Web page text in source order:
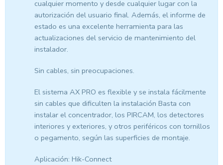
cualquier momento y desde cualquier lugar con la
autorización del usuario final. Además, el informe de
estado es una excelente herramienta para las
actualizaciones del servicio de mantenimiento del
instalador.
Sin cables, sin preocupaciones.
El sistema AX PRO es flexible y se instala fácilmente
sin cables que dificulten la instalación Basta con
instalar el concentrador, los PIRCAM, los detectores
interiores y exteriores, y otros periféricos con tornillos
o pegamento, según las superficies de montaje.
Aplicación: Hik-Connect